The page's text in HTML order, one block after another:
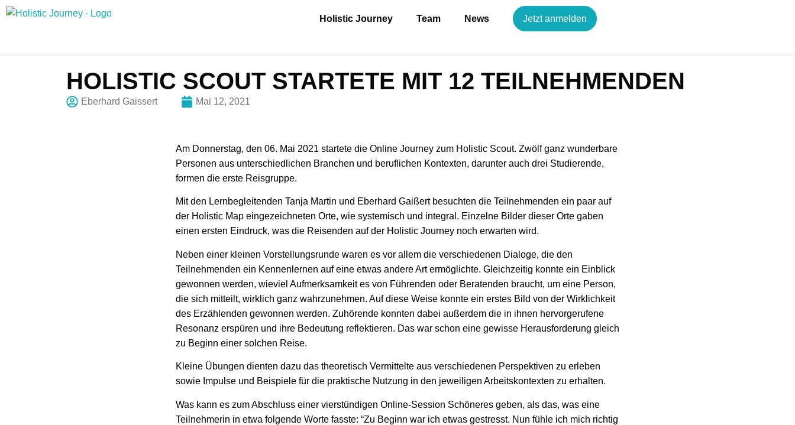
Holistic Journey Team News Jetzt anmelden
HOLISTIC SCOUT STARTETE MIT 12 TEILNEHMENDEN
Eberhard Gaissert Mai 12, 2021
Am Donnerstag, den 06. Mai 2021 startete die Online Journey zum Holistic Scout. Zwölf ganz wunderbare
Personen aus unterschiedlichen Branchen und beruflichen Kontexten, darunter auch drei Studierende,
formen die erste Reisgruppe.
Mit den Lernbegleitenden Tanja Martin und Eberhard Gaißert besuchten die Teilnehmenden ein paar auf
der Holistic Map eingezeichneten Orte, wie systemisch und integral. Einzelne Bilder dieser Orte gaben
einen ersten Eindruck, was die Reisenden auf der Holistic Journey noch erwarten wird.
Neben einer kleinen Vorstellungsrunde waren es vor allem die verschiedenen Dialoge, die den
Teilnehmenden ein Kennenlernen auf eine etwas andere Art ermöglichte. Gleichzeitig konnte ein Einblick
gewonnen werden, wieviel Aufmerksamkeit es von Führenden oder Beratenden braucht, um eine Person,
die sich mitteilt, wirklich ganz wahrzunehmen. Auf diese Weise konnte ein erstes Bild von der Wirklichkeit
des Erzählenden gewonnen werden. Zuhörende konnten dabei außerdem die in ihnen hervorgerufene
Resonanz erspüren und ihre Bedeutung reflektieren. Das war schon eine gewisse Herausforderung gleich
zu Beginn einer solchen Reise.
Kleine Übungen dienten dazu das theoretisch Vermittelte aus verschiedenen Perspektiven zu erleben
sowie Impulse und Beispiele für die praktische Nutzung in den jeweiligen Arbeitskontexten zu erhalten.
Was kann es zum Abschluss einer vierstündigen Online-Session Schöneres geben, als das, was eine
Teilnehmerin in etwa folgende Worte fasste: “Zu Beginn war ich etwas gestresst. Nun fühle ich mich richtig